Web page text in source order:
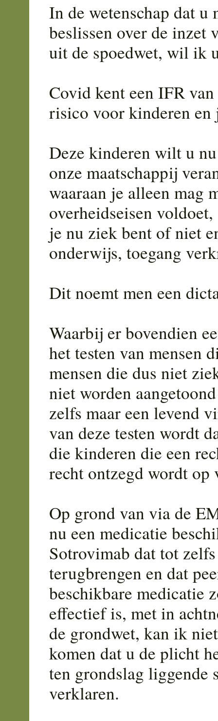
In de wetenschap dat u
beslissen over de inzet
uit de spoedwet, wil ik
Covid kent een IFR
risico voor kinderen
Deze kinderen wilt u
onze maatschappij
waaraan je alleen mag
overheidseisen
je nu ziek bent of niet
onderwijs, toegang
Dit noemt men een
Waarbij er bovendien
het testen van mensen
mensen die dus niet
niet worden
zelfs maar een levend
van deze testen wordt
die kinderen die een
recht ontzegd wordt op
Op grond van via de
nu een medicatie
Sotrovimab dat tot
terugbrengen en dat
beschikbare medicatie
effectief is, met in
de grondwet, kan ik
komen dat u de plicht
ten grondslag
verklaren.